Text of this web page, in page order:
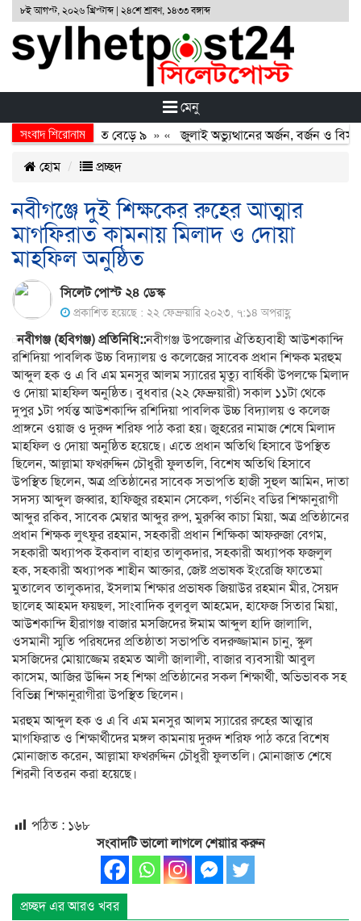
৮ই আগস্ট, ২০২৬ খ্রিস্টাব্দ | ২৪শে শ্রাবণ, ১৪৩৩ বঙ্গাব্দ
মেনু
সংবাদ শিরোনাম
সংঘর্ষ, নিহত বেড়ে ৯» « জুলাই অভ্যুত্থানের অর্জন, বর্জন ও বিসর্জন
হোম
প্রচ্ছদ
নবীগঞ্জে দুই শিক্ষকের রুহের আত্মার
মাগফিরাত কামনায় মিলাদ ও দোয়া
মাহফিল অনুষ্ঠিত
সিলেট পোস্ট ২৪ ডেস্ক
প্রকাশিত হয়েছে : ২২ ফেব্রুয়ারি ২০২৩, ৭:১৪ অপরাহ্ণ
নবীগঞ্জ (হবিগঞ্জ) প্রতিনিধি::নবীগঞ্জ উপজেলার ঐতিহ্যবাহী আউশকান্দি
রশিদিয়া পাবলিক উচ্চ বিদ্যালয় ও কলেজের সাবেক প্রধান শিক্ষক মরহুম
আব্দুল হক ও এ বি এম মনসুর আলম স্যারের মৃত্যু বার্ষিকী উপলক্ষে মিলাদ
ও দোয়া মাহফিল অনুষ্ঠিত। বুধবার (২২ ফেব্রুয়ারী) সকাল ১১টা থেকে
দুপুর ১টা পর্যন্ত আউশকান্দি রশিদিয়া পাবলিক উচ্চ বিদ্যালয় ও কলেজ
প্রাঙ্গনে ওয়াজ ও দুরুদ শরিফ পাঠ করা হয়। জুহরের নামাজ শেষে মিলাদ
মাহফিল ও দোয়া অনুষ্ঠিত হয়েছে। এতে প্রধান অতিথি হিসাবে উপস্থিত
ছিলেন, আল্লামা ফখরুদ্দিন চৌধুরী ফুলতলি, বিশেষ অতিথি হিসাবে
উপস্থিত ছিলেন, অত্র প্রতিষ্ঠানের সাবেক সভাপতি হাজী সুহুল আমিন, দাতা
সদস্য আব্দুল জব্বার, হাফিজুর রহমান সেকেল, গর্ভনিং বডির শিক্ষানুরাগী
আব্দুর রকিব, সাবেক মেম্বার আব্দুর রুপ, মুরুব্বি কাচা মিয়া, অত্র প্রতিষ্ঠানের
প্রধান শিক্ষক লুৎফুর রহমান, সহকারী প্রধান শিক্ষিকা আফরুজা বেগম,
সহকারী অধ্যাপক ইকবাল বাহার তালুকদার, সহকারী অধ্যাপক ফজলুল
হক, সহকারী অধ্যাপক শাহীন আক্তার, জেষ্ট প্রভাষক ইংরেজি ফাতেমা
মুতালেব তালুকদার, ইসলাম শিক্ষার প্রভাষক জিয়াউর রহমান মীর, সৈয়দ
ছালেহ আহমদ ফয়ছল, সাংবাদিক বুলবুল আহমেদ, হাফেজ সিতার মিয়া,
আউশকান্দি হীরাগঞ্জ বাজার মসজিদের ঈমাম আব্দুল হাদি জালালি,
ওসমানী স্মৃতি পরিষদের প্রতিষ্ঠাতা সভাপতি বদরুজ্জামান চানু, স্কুল
মসজিদের মোয়াজ্জেম রহমত আলী জালালী, বাজার ব্যবসায়ী আবুল
কাসেম, আজির উদ্দিন সহ শিক্ষা প্রতিষ্ঠানের সকল শিক্ষার্থী, অভিভাবক সহ
বিভিন্ন শিক্ষানুরাগীরা উপস্থিত ছিলেন।
মরহুম আব্দুল হক ও এ বি এম মনসুর আলম স্যারের রুহের আত্মার
মাগফিরাত ও শিক্ষার্থীদের মঙ্গল কামনায় দুরুদ শরিফ পাঠ করে বিশেষ
মোনাজাত করেন, আল্লামা ফখরুদ্দিন চৌধুরী ফুলতলি। মোনাজাত শেষে
শিরনী বিতরন করা হয়েছে।
পঠিত : ১৬৮
সংবাদটি ভালো লাগলে শেয়াার করুন
প্রচ্ছদ এর আরও খবর